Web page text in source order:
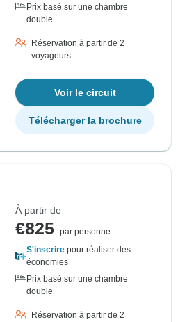
Prix basé sur une chambre
double
Réservation à partir de 2
voyageurs
Voir le circuit
Télécharger la brochure
À partir de
€825 par personne
S'inscrire pour réaliser des
économies
Prix basé sur une chambre
double
Réservation à partir de 2